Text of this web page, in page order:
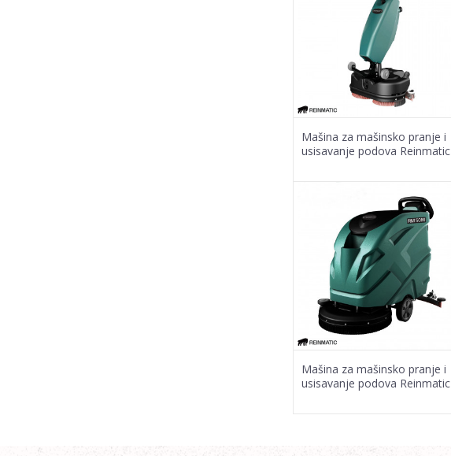
Mašina za mašinsko pranje i
usisavanje podova Reinmatic
Mašina za mašinsko pranje i
usisavanje podova Reinmatic